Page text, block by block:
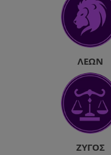
ΛΈΩΝ
ΖΥΓΌΣ